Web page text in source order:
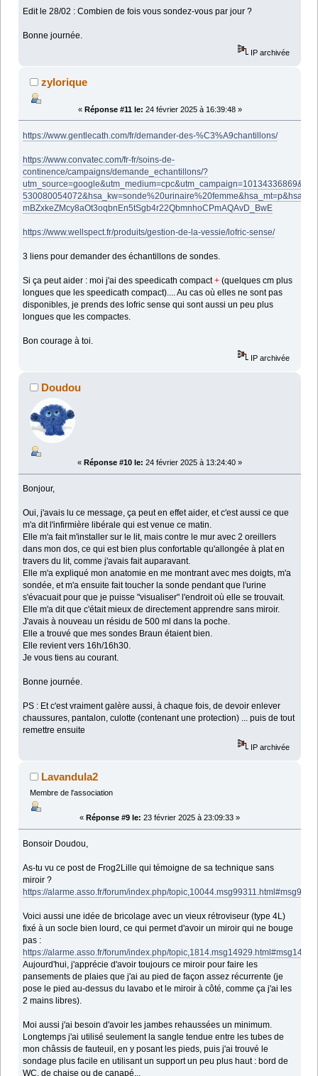
Edit le 28/02 : Combien de fois vous sondez-vous par jour ?
Bonne journée.
IP archivée
zylorique
« Réponse #11 le: 24 février 2025 à 16:39:48 »
https://www.gentlecath.com/fr/demander-des-%C3%A9chantillons/
https://www.convatec.com/fr-fr/soins-de-
continence/campaigns/demande_echantillons/?
mBZxkeZMcy8aOt3oqbnEn5tSgb4r22QbmnhoCPmAQAvD_BwE
https://www.wellspect.fr/produits/gestion-de-la-vessie/lofric-sense/
3 liens pour demander des échantillons de sondes.
Si ça peut aider : moi j'ai des speedicath compact+(quelques cm plus
longues que les speedicath compact).... Au cas où elles ne sont pas
disponibles, je prends des lofric sense qui sont aussi un peu plus
longues que les compactes.
Bon courage à toi.
IP archivée
Doudou
« Réponse #10 le: 24 février 2025 à 13:24:40 »
Bonjour,
Oui, j'avais lu ce message, ça peut en effet aider, et c'est aussi ce que
m'a dit l'infirmière libérale qui est venue ce matin.
Elle m'a fait m'installer sur le lit, mais contre le mur avec 2 oreillers
dans mon dos, ce qui est bien plus confortable qu'allongée à plat en
travers du lit, comme j'avais fait auparavant.
Elle m'a expliqué mon anatomie en me montrant avec mes doigts, m'a
sondée, et m'a ensuite fait toucher la sonde pendant que l'urine
s'évacuait pour que je puisse "visualiser" l'endroit où elle se trouvait.
Elle m'a dit que c'était mieux de directement apprendre sans miroir.
J'avais à nouveau un résidu de 500 ml dans la poche.
Elle a trouvé que mes sondes Braun étaient bien.
Elle revient vers 16h/16h30.
Je vous tiens au courant.
Bonne journée.
PS : Et c'est vraiment galère aussi, à chaque fois, de devoir enlever
chaussures, pantalon, culotte (contenant une protection) ... puis de tout
remettre ensuite
IP archivée
Lavandula2
Membre de l'association
« Réponse #9 le: 23 février 2025 à 23:09:33 »
Bonsoir Doudou,
As-tu vu ce post de Frog2Lille qui témoigne de sa technique sans
miroir ?
https://alarme.asso.fr/forum/index.php/
Voici aussi une idée de bricolage avec un vieux rétroviseur (type 4L)
fixé à un socle bien lourd, ce qui permet d'avoir un miroir qui ne bouge
pas :
https://alarme.asso.fr/forum/index.php/topic,1814.msg14929.html#msg14929
Aujourd'hui, j'apprécie d'avoir toujours ce miroir pour faire les
pansements de plaies que j'ai au pied de façon assez récurrente (je
pose le pied au-dessus du lavabo et le miroir à côté, comme ça j'ai les
2 mains libres).
Moi aussi j'ai besoin d'avoir les jambes rehaussées un minimum.
Longtemps j'ai utilisé seulement la sangle tendue entre les tubes de
mon châssis de fauteuil, en y posant les pieds, puis j'ai trouvé le
sondage plus facile en utilisant un support un peu plus haut : bord de
WC, de chaise ou de canapé...